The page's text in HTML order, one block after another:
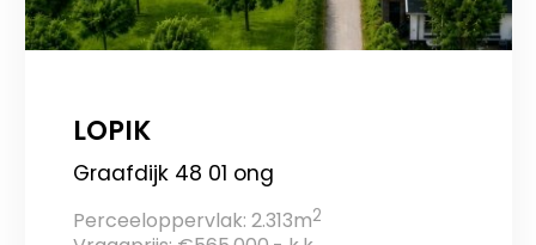
LOPIK
Graafdijk 48 01 ong
Perceeloppervlak: 2.313m2